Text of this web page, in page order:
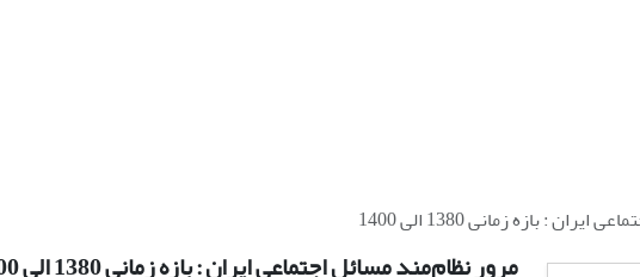
: بازه زمانی 1380 الی 1400
مرور نظام‌مند مسائل اجتماعی ایران : بازه زمانی 1380 الی 1400